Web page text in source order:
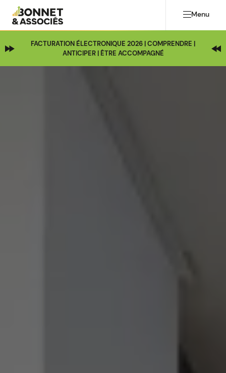
Menu
FACTURATION ÉLECTRONIQUE 2026 | COMPRENDRE |
ANTICIPER | ÊTRE ACCOMPAGNÉ